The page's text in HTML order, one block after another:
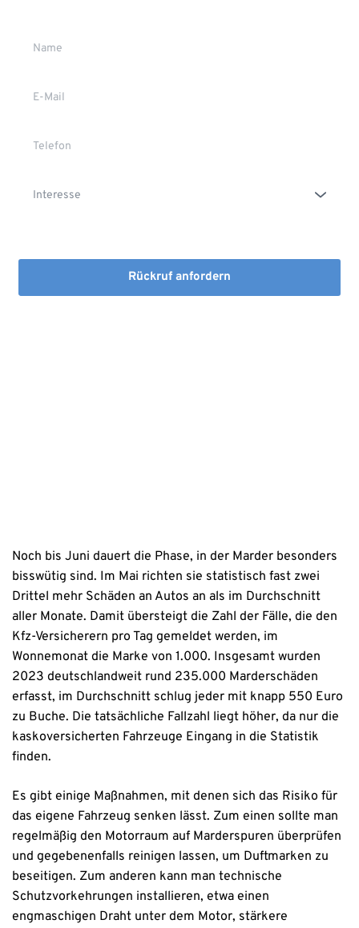
Rückruf anfordern
Noch bis Juni dauert die Phase, in der Marder besonders
bisswütig sind. Im Mai richten sie statistisch fast zwei
Drittel mehr Schäden an Autos an als im Durchschnitt
aller Monate. Damit übersteigt die Zahl der Fälle, die den
Kfz-Versicherern pro Tag gemeldet werden, im
Wonnemonat die Marke von 1.000. Insgesamt wurden
2023 deutschlandweit rund 235.000 Marderschäden
erfasst, im Durchschnitt schlug jeder mit knapp 550 Euro
zu Buche. Die tatsächliche Fallzahl liegt höher, da nur die
kaskoversicherten Fahrzeuge Eingang in die Statistik
finden.
Es gibt einige Maßnahmen, mit denen sich das Risiko für
das eigene Fahrzeug senken lässt. Zum einen sollte man
regelmäßig den Motorraum auf Marderspuren überprüfen
und gegebenenfalls reinigen lassen, um Duftmarken zu
beseitigen. Zum anderen kann man technische
Schutzvorkehrungen installieren, etwa einen
engmaschigen Draht unter dem Motor, stärkere